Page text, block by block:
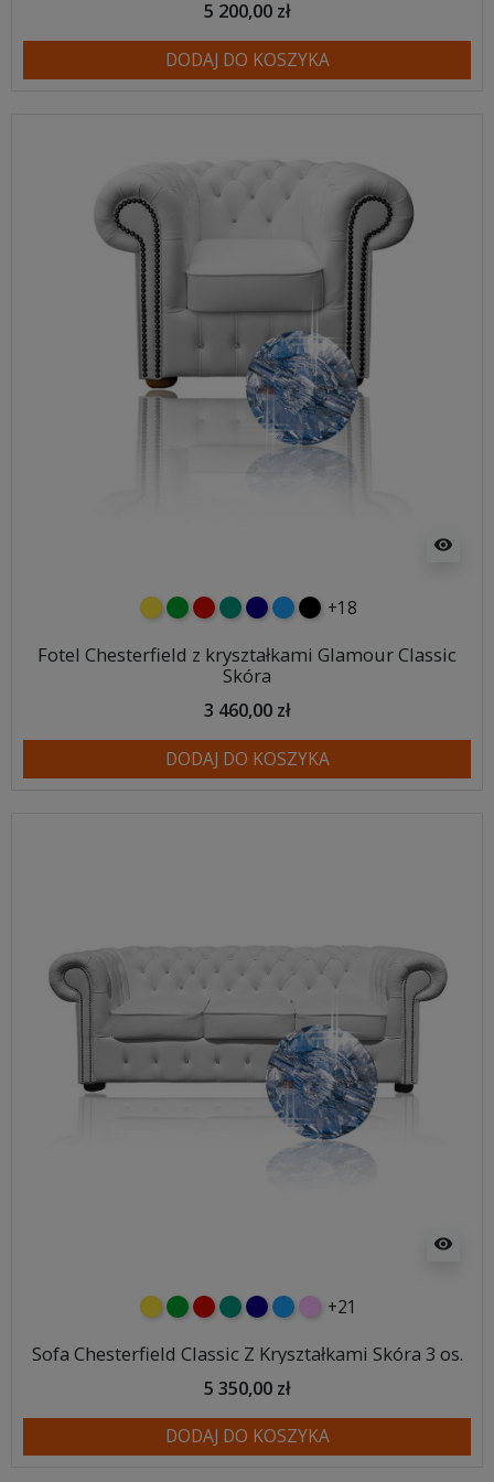
5 200,00 zł
DODAJ DO KOSZYKA
visibility
żółtyzielonyczerwony
turkusowy
granatowy
niebieski
czarny
+18
Fotel Chesterfield z kryształkami Glamour Classic
Skóra
3 460,00 zł
DODAJ DO KOSZYKA
visibility
żółtyzielonyczerwony
turkusowy
granatowy
niebieski
różowy
+21
Sofa Chesterfield Classic Z Kryształkami Skóra 3 os.
5 350,00 zł
DODAJ DO KOSZYKA